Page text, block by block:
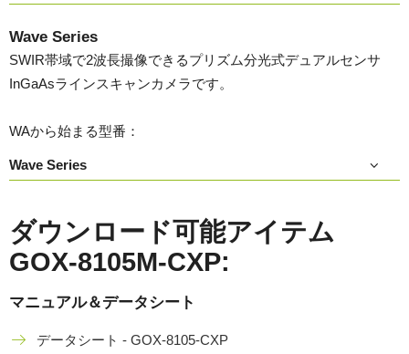
Wave Series
SWIR帯域で2波長撮像できるプリズム分光式デュアルセンサ
InGaAsラインスキャンカメラです。
WAから始まる型番：
Wave Series
ダウンロード可能アイテム
GOX-8105M-CXP:
マニュアル＆データシート
データシート - GOX-8105-CXP